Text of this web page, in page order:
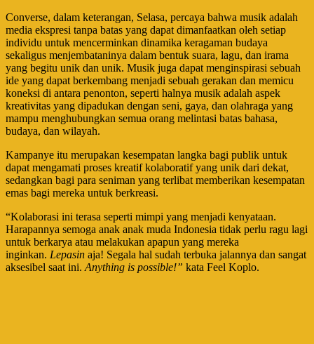
Converse, dalam keterangan, Selasa, percaya bahwa musik adalah
media ekspresi tanpa batas yang dapat dimanfaatkan oleh setiap
individu untuk mencerminkan dinamika keragaman budaya
sekaligus menjembataninya dalam bentuk suara, lagu, dan irama
yang begitu unik dan unik. Musik juga dapat menginspirasi sebuah
ide yang dapat berkembang menjadi sebuah gerakan dan memicu
koneksi di antara penonton, seperti halnya musik adalah aspek
kreativitas yang dipadukan dengan seni, gaya, dan olahraga yang
mampu menghubungkan semua orang melintasi batas bahasa,
budaya, dan wilayah.
Kampanye itu merupakan kesempatan langka bagi publik untuk
dapat mengamati proses kreatif kolaboratif yang unik dari dekat,
sedangkan bagi para seniman yang terlibat memberikan kesempatan
emas bagi mereka untuk berkreasi.
“Kolaborasi ini terasa seperti mimpi yang menjadi kenyataan.
Harapannya semoga anak anak muda Indonesia tidak perlu ragu lagi
untuk berkarya atau melakukan apapun yang mereka
inginkan. Lepasin aja! Segala hal sudah terbuka jalannya dan sangat
aksesibel saat ini. Anything is possible!” kata Feel Koplo.